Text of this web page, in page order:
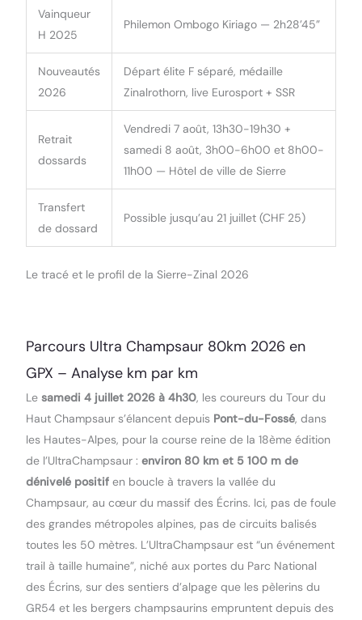
Vainqueur
H 2025
Philemon Ombogo Kiriago — 2h28’45”
Nouveautés
2026
Départ élite F séparé, médaille
Zinalrothorn, live Eurosport + SSR
Retrait
dossards
Vendredi 7 août, 13h30-19h30 +
samedi 8 août, 3h00-6h00 et 8h00-
11h00 — Hôtel de ville de Sierre
Transfert
de dossard
Possible jusqu’au 21 juillet (CHF 25)
Le tracé et le profil de la Sierre-Zinal 2026
Parcours Ultra Champsaur 80km 2026 en
GPX – Analyse km par km
Le samedi 4 juillet 2026 à 4h30, les coureurs du Tour du
Haut Champsaur s’élancent depuis Pont-du-Fossé, dans
les Hautes-Alpes, pour la course reine de la 18ème édition
de l’UltraChampsaur : environ 80 km et 5 100 m de
dénivelé positifen boucle à travers la vallée du
Champsaur, au cœur du massif des Écrins. Ici, pas de foule
des grandes métropoles alpines, pas de circuits balisés
toutes les 50 mètres. L’UltraChampsaur est “un événement
trail à taille humaine”, niché aux portes du Parc National
des Écrins, sur des sentiers d’alpage que les pèlerins du
GR54 et les bergers champsaurins empruntent depuis des